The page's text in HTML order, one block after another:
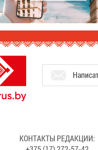
КОН­ТАК­ТЫ РЕ­ДАК­ЦИИ: